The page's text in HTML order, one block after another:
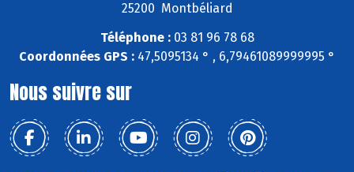
25200 Montbéliard
Téléphone :03 81 96 78 68
Coordonnées GPS : 47,5095134 ° , 6,79461089999995 °
Nous suivre sur